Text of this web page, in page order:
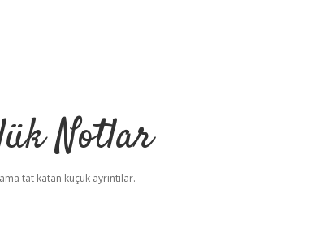
Notlar
tat katan küçük ayrıntılar.